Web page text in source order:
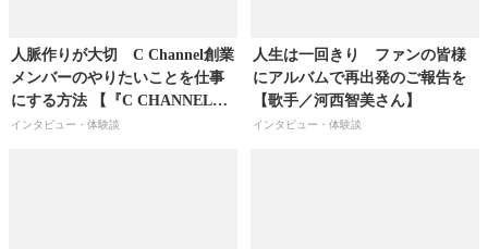
人脈作りが大切 C Channel創業
メンバーのやりたいことを仕事
にする方法 【『C CHANNEL』
公式クリッパー／清水愛美さ
インタビュー・体験談
人生は一回きり ファンの皆様
にアルバムで再出発のご報告を
【歌手／河西智美さん】
インタビュー・体験談